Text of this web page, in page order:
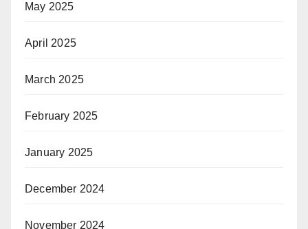
May 2025
April 2025
March 2025
February 2025
January 2025
December 2024
November 2024